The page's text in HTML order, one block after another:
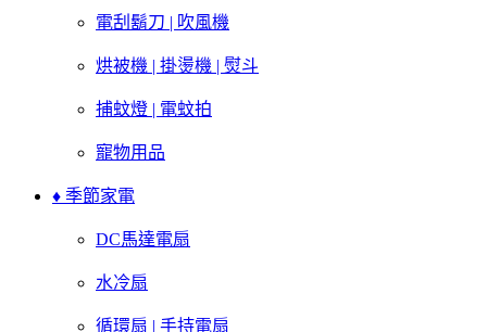
電刮鬍刀 | 吹風機
烘被機 | 掛燙機 | 熨斗
捕蚊燈 | 電蚊拍
寵物用品
♦ 季節家電
DC馬達電扇
水冷扇
循環扇 | 手持電扇